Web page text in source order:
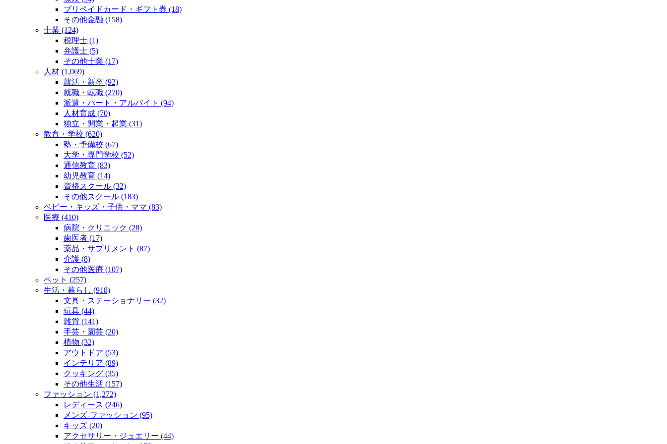
プリペイドカード・ギフト券 (18)
その他金融 (158)
士業 (124)
税理士 (1)
弁護士 (5)
その他士業 (17)
人材 (1,069)
就活・新卒 (92)
就職・転職 (270)
派遣・パート・アルバイト (94)
人材育成 (70)
独立・開業・起業 (31)
教育・学校 (620)
塾・予備校 (67)
大学・専門学校 (52)
通信教育 (83)
幼児教育 (14)
資格スクール (32)
その他スクール (183)
ベビー・キッズ・子供・ママ (83)
医療 (410)
病院・クリニック (28)
歯医者 (17)
薬品・サプリメント (87)
介護 (8)
その他医療 (107)
ペット (257)
生活・暮らし (918)
文具・ステーショナリー (32)
玩具 (44)
雑貨 (141)
手芸・園芸 (20)
植物 (32)
アウトドア (53)
インテリア (89)
クッキング (35)
その他生活 (157)
ファッション (1,272)
レディース (246)
メンズ‐ファッション (95)
キッズ (20)
アクセサリー・ジュエリー (44)